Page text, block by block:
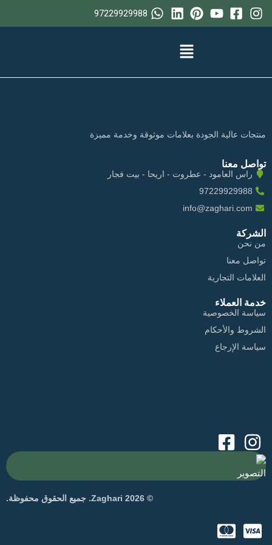
تخطي
إلى
97229929988
منتجات عالية الجودة بعلامات موثوقة وخدمة مميزة
تواصل معنا
راس العامود - عطروت - اريحا - بيت فجار
97229929988
info@zaghari.com
الشركة
من نحن
تواصل معنا
العلامات التجارية
خدمة العملاء
سياسة الخصوصية
الشروط والأحكام
سياسة الإرجاع
التصوير
© 2026 Zaghari. جميع الحقوق محفوظة.